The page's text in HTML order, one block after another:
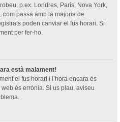
p.ex. Londres, París, Nova York,
com passa amb la majoria de
poden canviar el fus horari. Si
per fer-ho.
està malament!
el fus horari i l’hora encara és
és errònia. Si us plau, aviseu